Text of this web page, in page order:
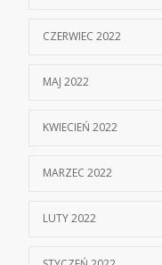
CZERWIEC 2022
MAJ 2022
KWIECIEŃ 2022
MARZEC 2022
LUTY 2022